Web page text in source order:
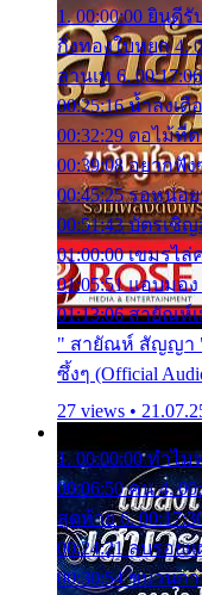
1. 00:00:00 ยินดีรั
กิ่งทองใบหยก 4.
ลานเท 6.
00:25:16 น้ำลงเ
00:32:29 ตอไม้ที่
00:39:08 อยากฟั
00:45:25 รอหน่อ
00:51:43 บัตรเชิ
01:00:00 เขมรไล่
01:05:51 แอบมอ
01:13:06 สายัณห์
" สายัณห์ สัญญา "
ซึ้งๆ (Official
27 views •
1. 00:00:00 ทำไ
00:06:50 คน 4.
สุดท้าย 6.
00:24:21 ลบรอย
00:30:54 ขบวนกา